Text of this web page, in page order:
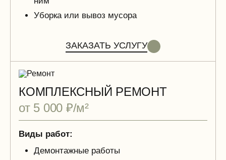
Уборка или вывоз мусора
ЗАКАЗАТЬ УСЛУГУ
КОМПЛЕКСНЫЙ РЕМОНТ
от 5 000 ₽/м²
Виды работ:
Демонтажные работы